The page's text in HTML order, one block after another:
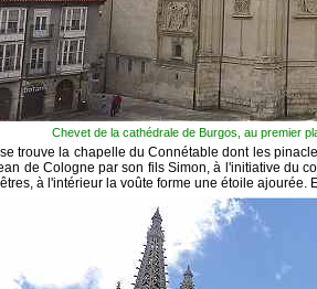
Chevet de la cathédrale de Burgos, au premier
trouve la chapelle du Connétable dont les
de Cologne par son fils Simon, à l'initiative du
à l'intérieur la voûte forme une étoile